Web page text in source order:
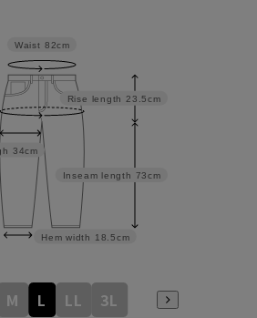
Inseam length 73cm
Rise length 23.5cm
Hem width 18.5cm
34cm
Waist 82cm
M L LL 3L